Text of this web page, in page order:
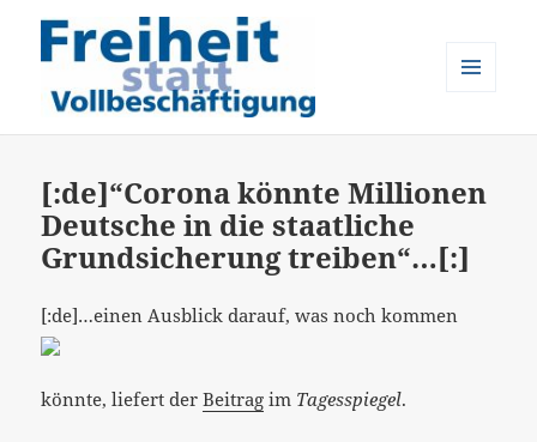
[:de]“Corona könnte Millionen
Deutsche in die staatliche
Grundsicherung treiben“…[:]
[:de]…einen Ausblick darauf, was noch kommen
könnte, liefert derBeitrag im Tagesspiegel.